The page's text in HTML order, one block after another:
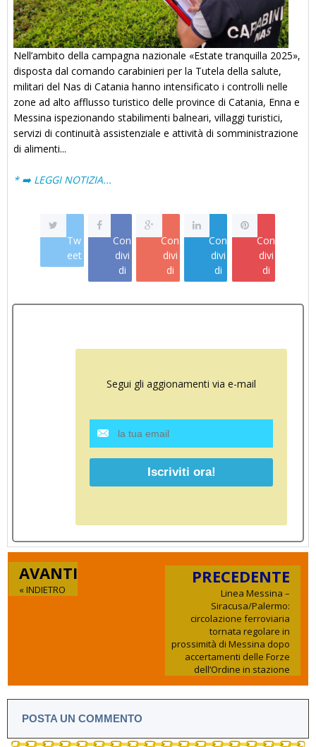
Nell’ambito della campagna nazionale «Estate tranquilla 2025»,
disposta dal comando carabinieri per la Tutela della salute,
militari del Nas di Catania hanno intensificato i controlli nelle
zone ad alto afflusso turistico delle province di Catania, Enna e
Messina ispezionando stabilimenti balneari, villaggi turistici,
servizi di continuità assistenziale e attività di somministrazione
di alimenti...
* ➡️ LEGGI NOTIZIA...
Tw
eet
Con
divi
di
Con
divi
di
Con
divi
di
Con
divi
di
Segui gli aggionamenti via e-mail
AVANTI
« INDIETRO
PRECEDENTE
Linea Messina –
Siracusa/Palermo:
circolazione ferroviaria
tornata regolare in
prossimità di Messina dopo
accertamenti delle Forze
dell’Ordine in stazione
POSTA UN COMMENTO